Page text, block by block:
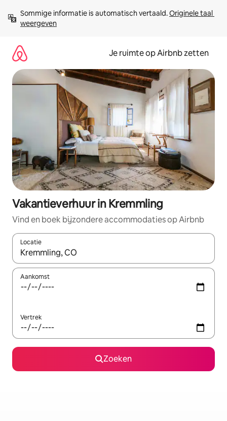
direct
naar
Sommige informatie is automatisch vertaald. Originele taal
weergeven
Je ruimte op Airbnb zetten
Vakantieverhuur in Kremmling
Vind en boek bijzondere accommodaties op Airbnb
Locatie
Wanneer er suggesties beschikbaar zijn, maak je een keuze
Aankomst
Vertrek
Zoeken